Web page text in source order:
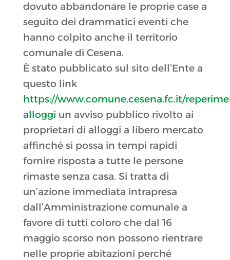
dovuto abbandonare le proprie case a
seguito dei drammatici eventi che
hanno colpito anche il territorio
comunale di Cesena.
È stato pubblicato sul sito dell’Ente a
questo link
https://www.comune.cesena.fc.it/
alloggi un avviso pubblico rivolto ai
proprietari di alloggi a libero mercato
affinché si possa in tempi rapidi
fornire risposta a tutte le persone
rimaste senza casa. Si tratta di
un’azione immediata intrapresa
dall’Amministrazione comunale a
favore di tutti coloro che dal 16
maggio scorso non possono rientrare
nelle proprie abitazioni perché